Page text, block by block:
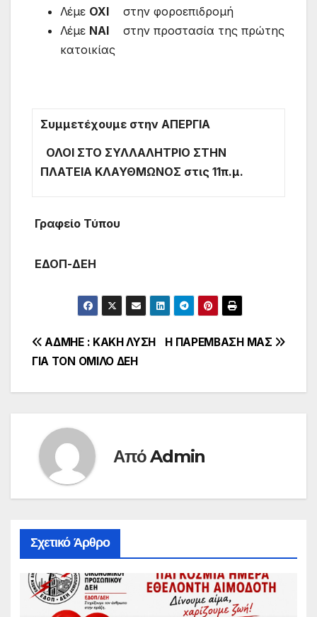
Λέμε ΟΧΙ στην φοροεπιδρομή
Λέμε ΝΑΙ στην προστασία της πρώτης
κατοικίας
Συμμετέχουμε στην ΑΠΕΡΓΙΑ
ΟΛΟΙ ΣΤΟ ΣΥΛΛΑΛΗΤΡΙΟ ΣΤΗΝ
ΠΛΑΤΕΙΑ ΚΛΑΥΘΜΩΝΟΣ στις 11π.μ.
Γραφείο Τύπου
ΕΔΟΠ-ΔΕΗ
Πλοήγηση
Η ΠΑΡΕΜΒΑΣΗ ΜΑΣ
ΑΔΜΗΕ : ΚΑΚΗ ΛΥΣΗ
ΓΙΑ ΤΟΝ ΟΜΙΛΟ ΔΕΗ
ΑπόAdmin
Σχετικό Άρθρο